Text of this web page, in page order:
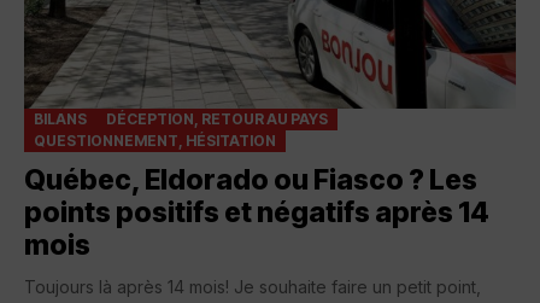
BILANS
DÉCEPTION, RETOUR AU PAYS
QUESTIONNEMENT, HÉSITATION
Québec, Eldorado ou Fiasco ? Les
points positifs et négatifs après 14
mois
Toujours là après 14 mois! Je souhaite faire un petit point,